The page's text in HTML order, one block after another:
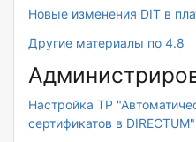
Новые изменения DIT в
Другие материалы по 4.8
Настройка ТР
сертификатов в DIRECTUM"